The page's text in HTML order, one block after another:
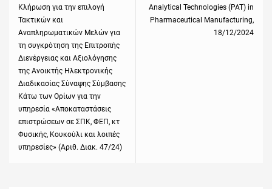
post:
Κλήρωση για την επιλογή
Τακτικών και
Αναπληρωματικών Μελών για
τη συγκρότηση της Επιτροπής
Διενέργειας και Αξιολόγησης
της Ανοικτής Ηλεκτρονικής
Διαδικασίας Σύναψης Σύμβασης
Κάτω των Ορίων για την
υπηρεσία «Αποκαταστάσεις
επιστρώσεων σε ΣΠΚ, ΦΕΠ, κτ
Φυσικής, Κουκούλι και λοιπές
υπηρεσίες» (Αριθ. Διακ. 47/24)
post:
Analytical Technologies (PAT) in
Pharmaceutical Manufacturing,
18/12/2024